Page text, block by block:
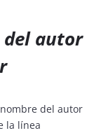
del autor
del autor
la línea